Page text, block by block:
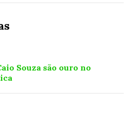
Souza são ouro no